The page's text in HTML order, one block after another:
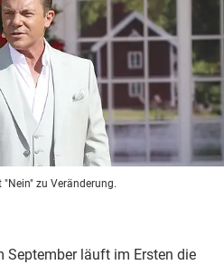
zu Veränderung.
September läuft im Ersten die